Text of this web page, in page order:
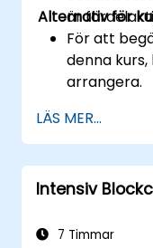
är
Alternativ för
För att
denna
arrangera.
LÄS MER...
Intensiv
7 Timmar